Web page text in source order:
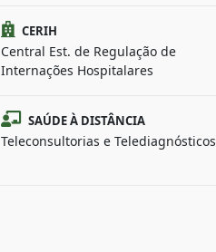
CERIH
Central Est. de Regulação de
Internações Hospitalares
SAÚDE À DISTÂNCIA
Teleconsultorias e Telediagnósticos